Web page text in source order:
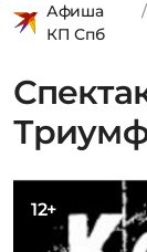
Афиша
КП Спб
Триумф
12+